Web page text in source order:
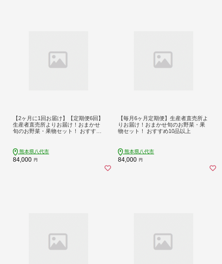
【2ヶ月に1回お届け】【定期便6回】
生産者直売所よりお届け！おまかせ
旬のお野菜・果物セット！ おすすめ
熊本県八代市
84,000 円
【毎月6ヶ月定期便】生産者直売所よ
りお届け！おまかせ旬のお野菜・果
物セット！ おすすめ10品以上
熊本県八代市
84,000 円